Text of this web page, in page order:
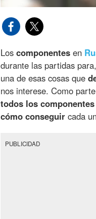
Los componentes en
durante las partidas
una de esas cosas que
nos interese. Como
todos los componentes
cómo conseguir cada
PUBLICIDAD